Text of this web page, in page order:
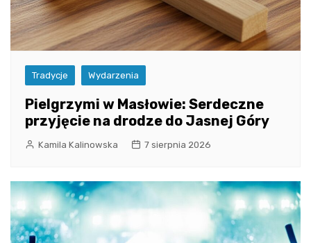
Tradycje Wydarzenia
Pielgrzymi w Masłowie: Serdeczne
przyjęcie na drodze do Jasnej Góry
Kamila Kalinowska 7 sierpnia 2026